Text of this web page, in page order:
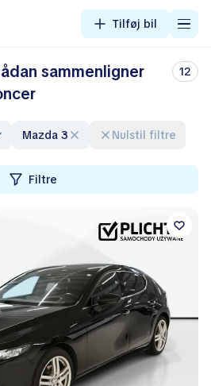
Tilføj bil
sammenligner
12
Mazda 3 Nulstil filtre
Filtre